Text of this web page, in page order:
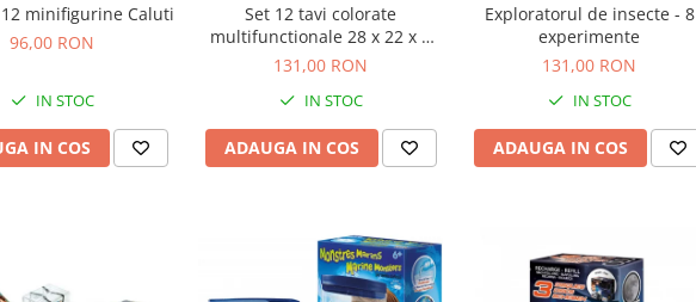
minifigurine Caluti
96,00 RON
IN STOC
IN COS
Set 12 tavi colorate
multifunctionale 28 x 22 x 3
cm, pentru gradinita si scoala
131,00 RON
IN STOC
ADAUGA IN COS
Exploratorul de insecte - 8
experimente
131,00 RON
IN STOC
ADAUGA IN COS